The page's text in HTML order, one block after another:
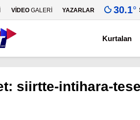
VİDEO GALERİ YAZARLAR 30.1°
Kurtalan
siirtte-intihara-